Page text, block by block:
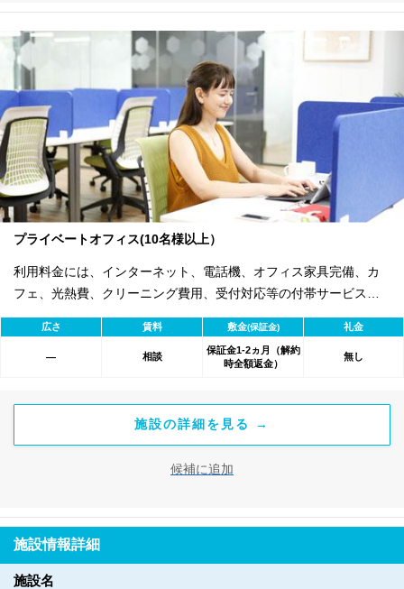
プライベートオフィス(10名様以上）
利用料金には、インターネット、電話機、オフィス家具完備、カ
フェ、光熱費、クリーニング費用、受付対応等の付帯サービスす
べて含まれ、追加料金不要です。 また適宜キャンペーン、契約期
間による割引特典あります。
広さ 賃料 敷金(保証金) 礼金
― 相談
保証金1-2ヵ月（解約
時全額返金）
無し
施設の詳細を見る →
候補に追加
施設情報詳細
施設名